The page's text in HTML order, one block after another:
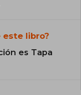
este libro?
es Tapa